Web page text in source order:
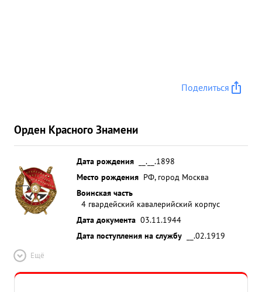
Поделиться
Орден Красного Знамени
Дата рождения
__.__.1898
Место рождения РФ, город Москва
Воинская часть
4 гвардейский кавалерийский корпус
Дата документа 03.11.1944
Дата поступления на службу
__.02.1919
Ещё